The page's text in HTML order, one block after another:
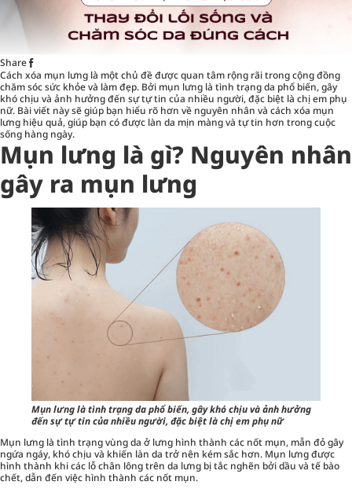
Share
Cách xóa mụn lưng là một chủ đề được quan tâm rộng rãi trong cộng đồng
chăm sóc sức khỏe và làm đẹp. Bởi mụn lưng là tình trạng da phổ biến, gây
khó chịu và ảnh hưởng đến sự tự tin của nhiều người, đặc biệt là chị em phụ
nữ. Bài viết này sẽ giúp bạn hiểu rõ hơn về nguyên nhân và cách xóa mụn
lưng hiệu quả, giúp bạn có được làn da mịn màng và tự tin hơn trong cuộc
sống hàng ngày.
Mụn lưng là gì? Nguyên nhân
gây ra mụn lưng
Mụn lưng là tình trạng da phổ biến, gây khó chịu và ảnh hưởng
đến sự tự tin của nhiều người, đặc biệt là chị em phụ nữ
Mụn lưng là tình trạng vùng da ở lưng hình thành các nốt mụn, mẫn đỏ gây
ngứa ngáy, khó chịu và khiến làn da trở nên kém sắc hơn. Mụn lưng được
hình thành khi các lỗ chân lông trên da lưng bị tắc nghẽn bởi dầu và tế bào
chết, dẫn đến việc hình thành các nốt mụn.